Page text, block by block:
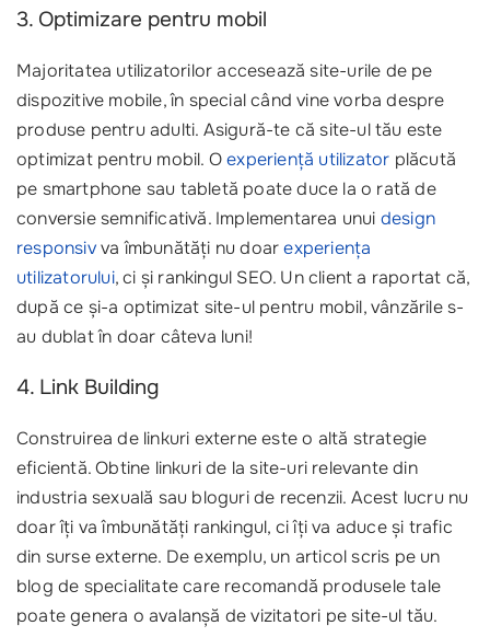
3. Optimizare pentru mobil
Majoritatea utilizatorilor accesează site-urile de pe
dispozitive mobile, în special când vine vorba despre
produse pentru adulti. Asigură-te că site-ul tău este
optimizat pentru mobil. Oexperiență utilizator plăcută
pe smartphone sau tabletă poate duce la o rată de
conversie semnificativă. Implementarea unui design
responsivva îmbunătăți nu doarexperiența
utilizatorului, ci și rankingul SEO. Un client a raportat că,
după ce și-a optimizat site-ul pentru mobil, vânzările s-
au dublat în doar câteva luni!
4. Link Building
Construirea de linkuri externe este o altă strategie
eficientă. Obtine linkuri de la site-uri relevante din
industria sexuală sau bloguri de recenzii. Acest lucru nu
doar îți va îmbunătăți rankingul, ci îți va aduce și trafic
din surse externe. De exemplu, un articol scris pe un
blog de specialitate care recomandă produsele tale
poate genera o avalanșă de vizitatori pe site-ul tău.